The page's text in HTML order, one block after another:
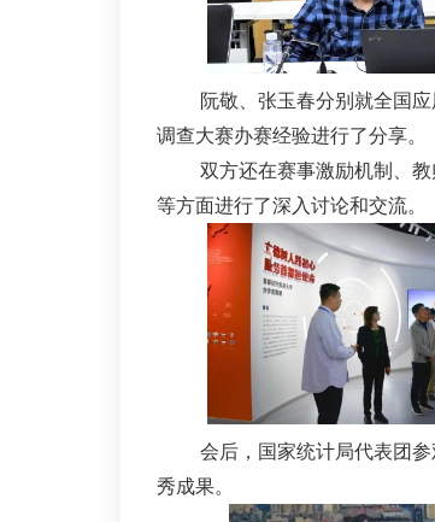
阮敬、张玉春分别就全国
调查大赛办赛经验进行了分享。
双方还在赛事激励机制、
等方面进行了深入讨论和交流。
会后，国家统计局代表团
秀成果。